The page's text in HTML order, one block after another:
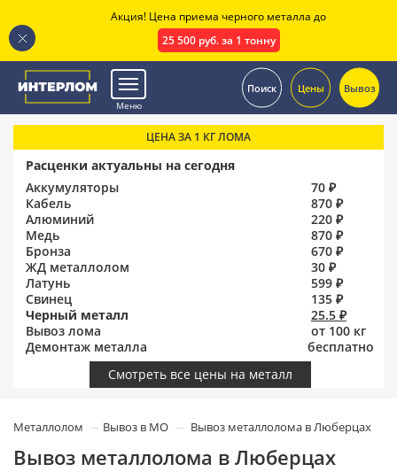
Меню
Поиск Цены Вывоз
ЦЕНА ЗА 1 КГ ЛОМА
Расценки актуальны на сегодня
Аккумуляторы
70 ₽
Кабель
870 ₽
Алюминий
220 ₽
Медь
870 ₽
Бронза
670 ₽
ЖД металлолом
30 ₽
Латунь
599 ₽
Свинец
135 ₽
Черный металл
25.5 ₽
Вывоз лома
от 100 кг
Демонтаж металла
бесплатно
Смотреть все цены на металл
Металлолом Вывоз в МО Вывоз металлолома в Люберцах
Вывоз металлолома в Люберцах
Акция! Цена приема черного металла до
25 500 руб. за 1 тонну
.